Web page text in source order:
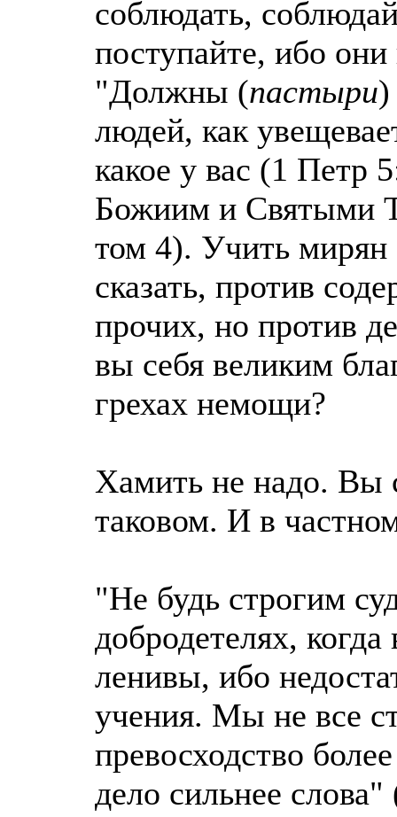
соблюдать,
поступайте, ибо
"Должны (пастыри)
людей, как
какое у вас (1 Петр
Божиим и Святыми
том 4). Учить мирян
сказать, против
прочих, но против
вы себя великим
грехах немощи?
Хамить не надо. Вы
таковом. И в
"Не будь строгим
добродетелях,
ленивы, ибо
учения. Мы не все
превосходство
дело сильнее